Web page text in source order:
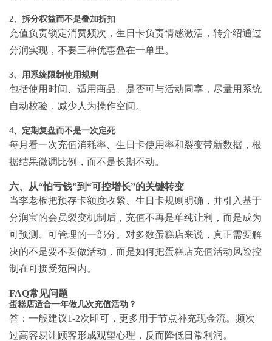
2、拆分权益而不是叠加折扣
充值负责锁定消费频次，生日卡负责情感激活，转介绍通过
分润实现，不要三种优惠叠在一单里。
3、用系统限制使用规则
包括使用时间、适用商品、是否可与活动同享，尽量用系统
自动校验，减少人为操作空间。
4、定期复盘而不是一次定死
每月看一次充值消耗率、生日卡使用率和裂变带新数据，根
据结果微调比例，而不是长期不动。
六、从“怕亏钱”到“可控增长”的关键转变
当李老板把预存卡额度收紧、生日卡规则明确，并引入基于
分润宝的会员裂变机制后，充值不再是单纯让利，而是成为
可预测、可管理的一部分。对多数蛋糕店来说，真正需要解
决的不是要不要做活动，而是如何把蛋糕店充值活动风险控
制在可接受范围内。
FAQ常见问题
蛋糕店适合一年做几次充值活动？
答：一般建议1-2次即可，更多用于节点补充现金流。频次
过高容易让顾客形成观望心理，反而降低日常利润。